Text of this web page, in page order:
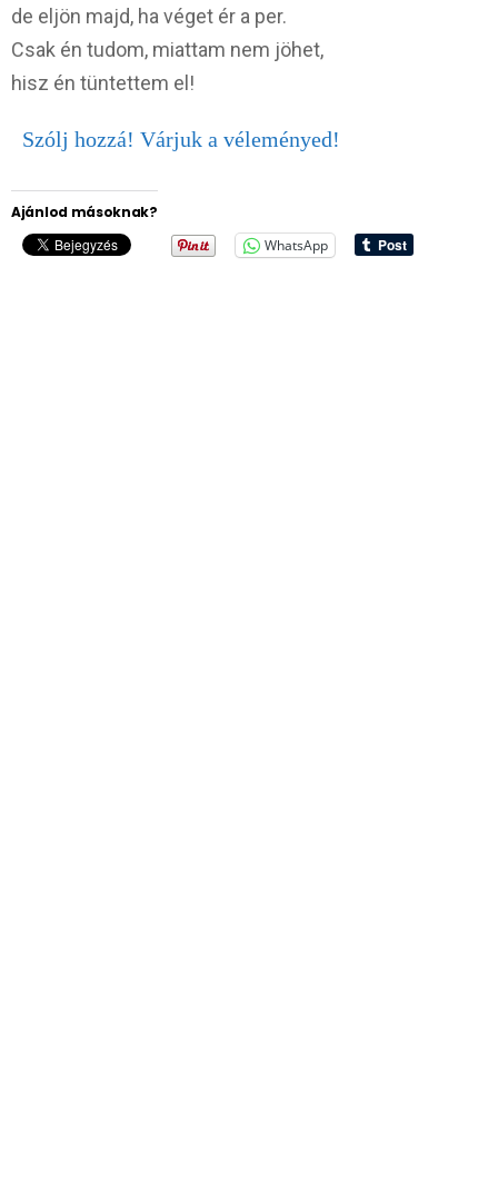
de eljön majd, ha véget ér a per.
Csak én tudom, miattam nem jöhet,
hisz én tüntettem el!
Szólj hozzá! Várjuk a véleményed!
Ajánlod másoknak?
WhatsApp